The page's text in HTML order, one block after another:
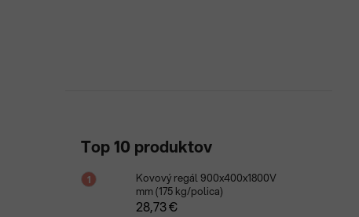
Top 10 produktov
Kovový regál 900x400x1800V
mm (175 kg/polica)
28,73 €